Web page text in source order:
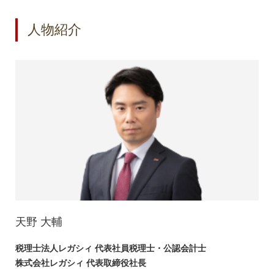
人物紹介
天野 大輔
税理士法人レガシィ 代表社員税理士・公認会計士
株式会社レガシィ 代表取締役社長